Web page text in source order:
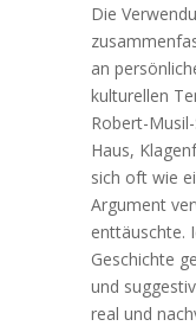
Die
an
kulturellen
Robert-
Haus,
sich oft wie
Argument
enttäuschte.
Geschichte
und
real und